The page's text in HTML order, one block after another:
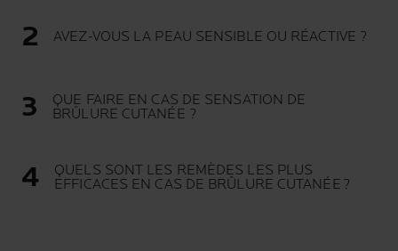
AVEZ-VOUS LA PEAU SENSIBLE OU RÉACTIVE ?
QUE FAIRE EN CAS DE SENSATION DE
BRÛLURE CUTANÉE ?
QUELS SONT LES REMÈDES LES PLUS
EFFICACES EN CAS DE BRÛLURE CUTANÉE ?